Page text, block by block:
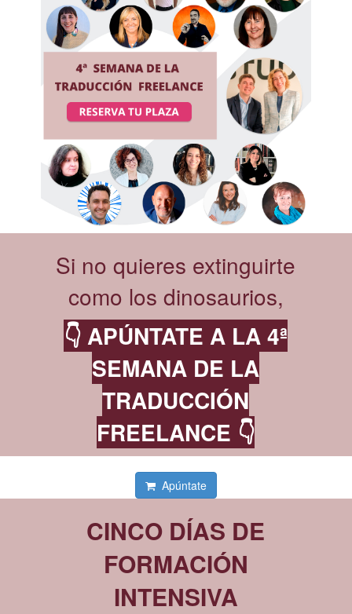
Si no quieres extinguirte
como los dinosaurios,
👇 APÚNTATE A LA 4ª
SEMANA DE LA
TRADUCCIÓN
FREELANCE 👇
Apúntate
CINCO DÍAS DE
FORMACIÓN
INTENSIVA